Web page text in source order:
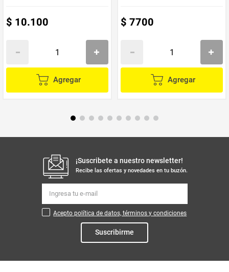
$ 10.100
Agregar
$ 7700
Agregar
¡Suscribete a nuestro newsletter!
Recibe las ofertas y novedades en tu buzón.
Acepto política de datos, términos y condiciones
Suscribirme